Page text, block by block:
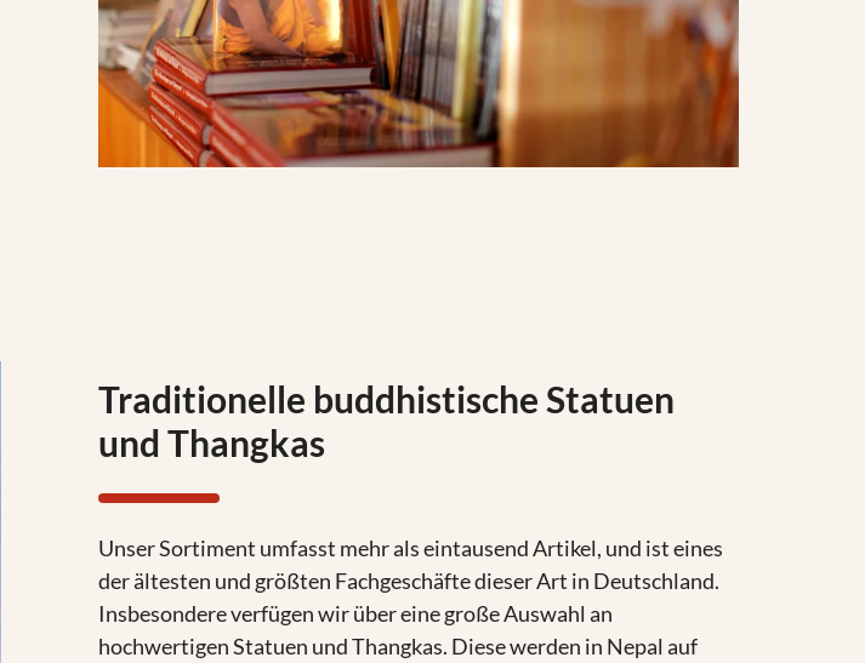
Traditionelle buddhistische Statuen
und Thangkas
Unser Sortiment umfasst mehr als eintausend Artikel, und ist eines
der ältesten und größten Fachgeschäfte dieser Art in Deutschland.
Insbesondere verfügen wir über eine große Auswahl an
hochwertigen Statuen und Thangkas. Diese werden in Nepal auf